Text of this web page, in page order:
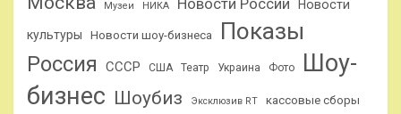
Музеи НИКА Новости России Новости
культуры Новости шоу-бизнеса Показы
Россия СССР США Театр Украина Фото
Шоу-
бизнес Шоубиз Эксклюзив RT кассовые сборы